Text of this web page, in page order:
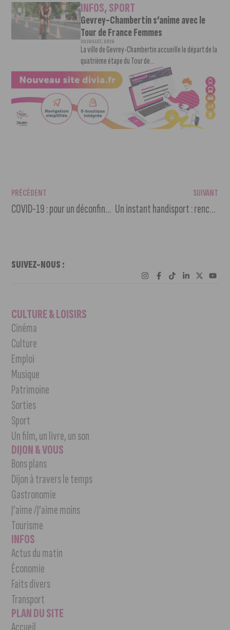
INFOS,SPORT
Gevrey-Chambertin s’anime avec le
Tour de France Femmes
30 JUILLET, 2026
La ville de Gevrey-Chambertin accueille le départ de la
quatrième étape du Tour de...
PRÉCÉDENT
COVID-19 : pour un déconfinement en sécurité, pensons vélo !
SUIVANT
Un instant handisport : rencontre avec un jeune motard paraplégique
SUIVEZ-NOUS :
CULTURE & LOISIRS
Cinéma
Culture
Emploi
Musique
Patrimoine
Sorties
Sport
Un film, un livre, un son
DIJON & VOUS
Bons plans
Dijon à travers le temps
Gastronomie
J’aime /J’aime moins
Tourisme
INFOS
Actus du matin
Économie
Faits divers
Transport
PLAN DU SITE
Accueil